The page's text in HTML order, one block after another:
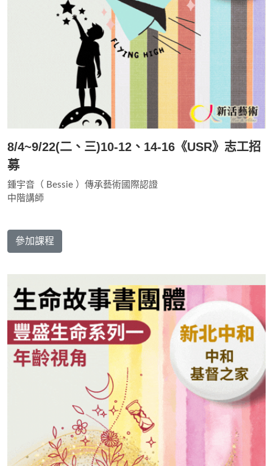
8/4~9/22(二、三)10-12、14-16《USR》志工招
募
鍾宇音（ Bessie ）傳承藝術國際認證
中階講師
參加課程